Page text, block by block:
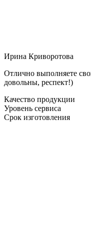
Ирина Криворотова
Отлично выполняете
довольны, респект!)
Качество продукции
Уровень сервиса
Срок изготовления